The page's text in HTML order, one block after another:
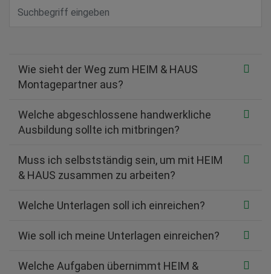
Wie sieht der Weg zum HEIM & HAUS
Montagepartner aus?
Welche abgeschlossene handwerkliche
Ausbildung sollte ich mitbringen?
Muss ich selbstständig sein, um mit HEIM
& HAUS zusammen zu arbeiten?
Welche Unterlagen soll ich einreichen?
Wie soll ich meine Unterlagen einreichen?
Welche Aufgaben übernimmt HEIM &